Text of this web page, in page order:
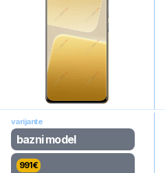
varijante
bazni model
991€